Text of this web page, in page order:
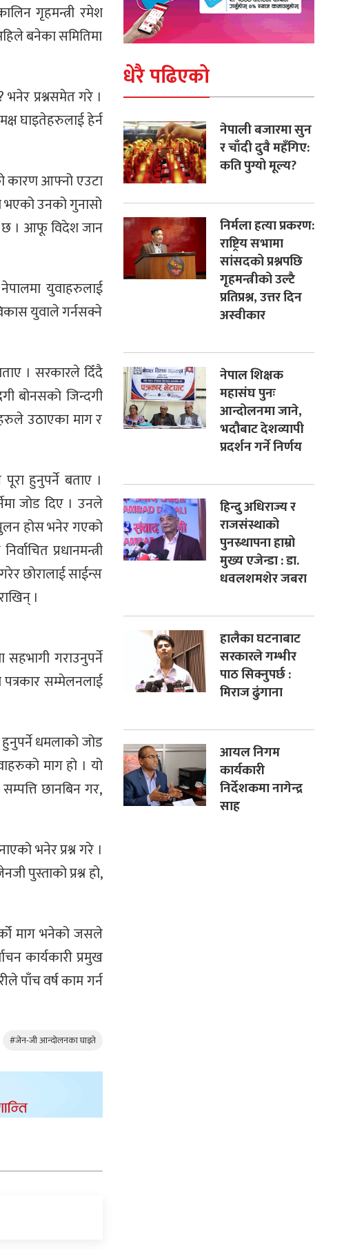
गृहमन्त्री रमेश
बनेका समितिमा
प्रश्नसमेत गरे ।
घाइतेहरुलाई हेर्न
कारण आफ्नो एउटा
भएको उनको गुनासो
छ । आफू विदेश जान
युवाहरुलाई
युवाले गर्नसक्ने
। सरकारले दिँदै
बोनसको जिन्दगी
उठाएका माग र
हुनुपर्ने बताए ।
जोड दिए । उनले
होस भनेर गएको
प्रधानमन्त्री
छोरालाई साईन्स
।
गराउनुपर्ने
सम्मेलनलाई
धमलाको जोड
माग हो । यो
छानबिन गर,
भनेर प्रश्न गरे ।
पुस्ताको प्रश्न हो,
माग भनेको जसले
कार्यकारी प्रमुख
पाँच वर्ष काम गर्न
#जेन-जी आन्दोलनका घाइते
धेरै पढिएको
नेपाली बजारमा सुन
र चाँदी दुवै महँगिए:
कति पुग्यो मूल्य?
निर्मला हत्या प्रकरण:
राष्ट्रिय सभामा
सांसदको प्रश्नपछि
गृहमन्त्रीको उल्टै
प्रतिप्रश्न, उत्तर दिन
अस्वीकार
नेपाल शिक्षक
महासंघ पुनः
आन्दोलनमा जाने,
भदौबाट देशव्यापी
प्रदर्शन गर्ने निर्णय
हिन्दु अधिराज्य र
राजसंस्थाको
पुनस्र्थापना हाम्रो
मुख्य एजेन्डा : डा.
धवलशमशेर जबरा
हालैका घटनाबाट
सरकारले गम्भीर
पाठ सिक्नुपर्छ :
मिराज ढुंगाना
आयल निगम
कार्यकारी
निर्देशकमा नागेन्द्र
साह